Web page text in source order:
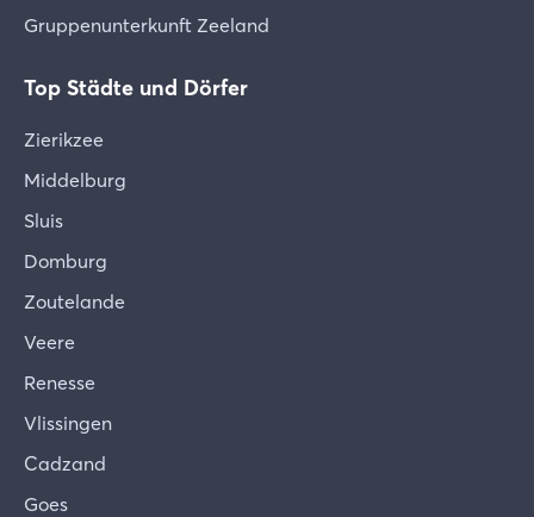
Gruppenunterkunft Zeeland
Top Städte und Dörfer
Zierikzee
Middelburg
Sluis
Domburg
Zoutelande
Veere
Renesse
Vlissingen
Cadzand
Goes